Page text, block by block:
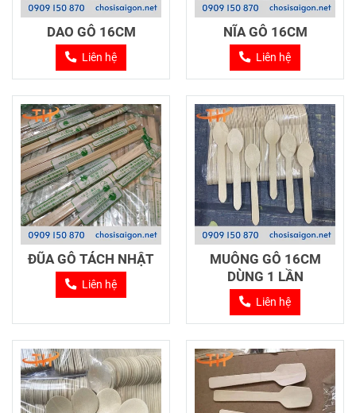
DAO GỖ 16CM
Liên hệ
NĨA GỖ 16CM
Liên hệ
ĐŨA GỖ TÁCH NHẬT
Liên hệ
MUỖNG GỖ 16CM
DÙNG 1 LẦN
Liên hệ